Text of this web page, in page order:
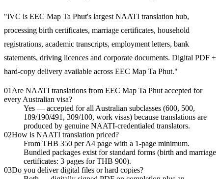
"iVC is EEC Map Ta Phut's largest NAATI translation hub,
processing birth certificates, marriage certificates, household
registrations, academic transcripts, employment letters, bank
statements, driving licences and corporate documents. Digital PDF +
hard-copy delivery available across EEC Map Ta Phut."
01 Are NAATI translations from EEC Map Ta Phut accepted for
every Australian visa?
Yes — accepted for all Australian subclasses (600, 500,
189/190/491, 309/100, work visas) because translations are
produced by genuine NAATI-credentialed translators.
02How is NAATI translation priced?
From THB 350 per A4 page with a 1-page minimum.
Bundled packages exist for standard forms (birth and marriage
certificates: 3 pages for THB 900).
03Do you deliver digital files or hard copies?